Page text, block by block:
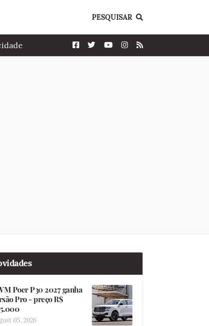
PESQUISAR
Poer P30 2027 ganha
Pro - preço R$
05, 2026